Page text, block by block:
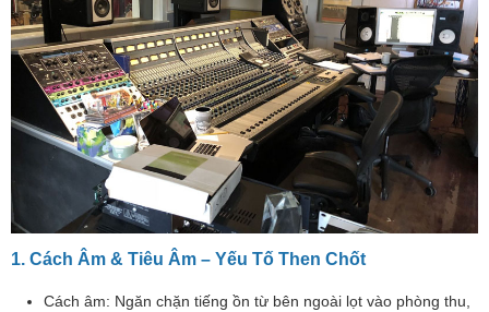
1. Cách Âm & Tiêu Âm – Yếu Tố Then Chốt
Cách âm: Ngăn chặn tiếng ồn từ bên ngoài lọt vào phòng thu,